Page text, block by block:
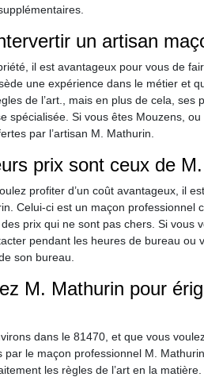
un artisan
il est avantageux pour vous de
une expérience dans le métier et
de l’art., mais en plus de cela, ses
spécialisée. Si vous êtes Mouzens,
par l’artisan M. Mathurin.
prix sont ceux de
profiter d’un coût avantageux, il
Celui-ci est un maçon professionnel
prix qui ne sont pas chers. Si vous
pendant les heures de bureau ou
son bureau.
M. Mathurin pour
dans le 81470, et que vous
le maçon professionnel M.
les règles de l’art en la